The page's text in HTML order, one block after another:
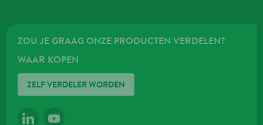
ZOU JE GRAAG ONZE PRODUCTEN VERDELEN?
WAAR KOPEN
ZELF VERDELER WORDEN
LINKEDINYOUTUBE